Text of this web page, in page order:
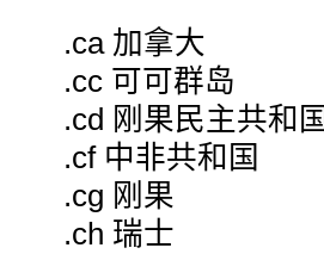
.ca 加拿大
.cc 可可群岛
.cd 刚果民主共和国
.cf 中非共和国
.cg 刚果
.ch 瑞士